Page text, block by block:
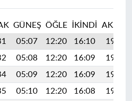
GÜNEŞ ÖĞLE İKINDI
AKŞAM
05:07 12:20 16:10
19:23
05:08 12:20 16:09
19:22
05:09 12:20 16:09
19:20
05:10 12:20 16:08
19:19